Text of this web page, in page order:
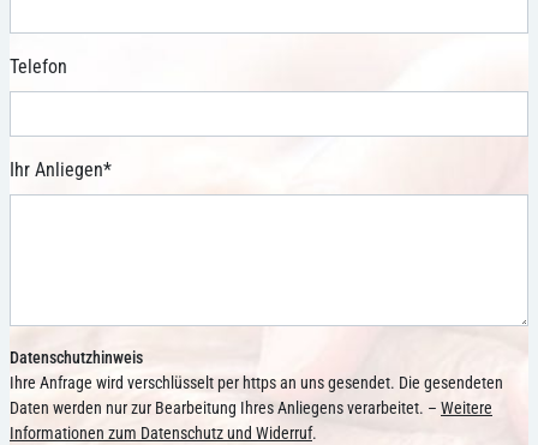
Telefon
Ihr Anliegen*
Datenschutzhinweis
Ihre Anfrage wird verschlüsselt per https an uns gesendet. Die gesendeten
Daten werden nur zur Bearbeitung Ihres Anliegens verarbeitet. – Weitere
Informationen zum Datenschutz und Widerruf.